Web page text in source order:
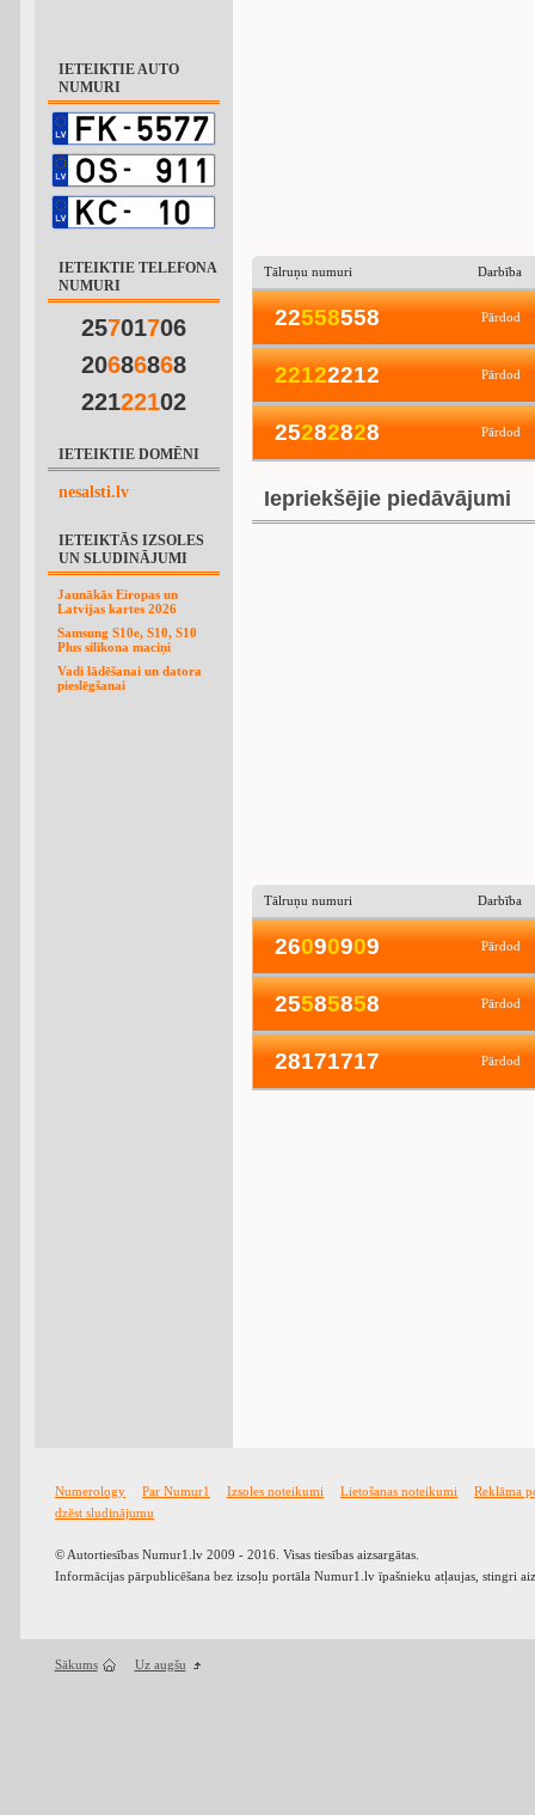
IETEIKTIE AUTO
NUMURI
IETEIKTIE TELEFONA
NUMURI
25701706
20686868
22122102
IETEIKTIE DOMĒNI
nesalsti.lv
IETEIKTĀS IZSOLES
UN SLUDINĀJUMI
Jaunākās Eiropas un
Latvijas kartes 2026
Samsung S10e, S10, S10
Plus silikona maciņi
Vadi lādēšanai un datora
pieslēgšanai
Tālruņu numuri Darbība
22558558 Pārdod
22122212 Pārdod
25282828 Pārdod
Iepriekšējie piedāvājumi
Tālruņu numuri Darbība
26090909 Pārdod
25585858 Pārdod
28171717 Pārdod
Numerology Par Numur1 Izsoles noteikumi Lietošanas noteikumi
Reklāma
dzēst sludinājumu
© Autortiesības Numur1.lv 2009 - 2016. Visas tiesības aizsargātas.
Informācijas pārpublicēšana bez izsoļu portāla Numur1.lv īpašnieku atļaujas, stingri
Sākums Uz augšu